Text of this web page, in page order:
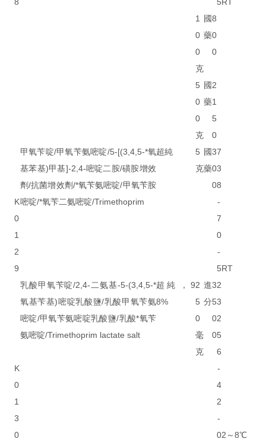
1
0
0
克
國
藥
8
0
0
5
0
0
克
國
藥
2
1
5
0
K
0
1
2
9
甲氧苄啶/甲氧苄氨嘧啶/5-[(3,4,5-*氧
基苯基)甲基]-2,4-嘧啶二胺/磺胺增效
劑/抗菌增效劑/*氧苄氨嘧啶/甲氧苄胺
嘧啶/*氧苄二氨嘧啶/Trimethoprim
超純
5
克
國
藥
3
0
0
7
3
8
-
7
0
-
5RT
K
0
1
3
0
乳酸甲氧苄啶/2,4-二氨基-5-(3,4,5-*
氧基苄基)嘧啶乳酸鹽/乳酸甲氧苄氨
嘧啶/甲氧苄氨嘧啶乳酸鹽/乳酸*氧苄
氨嘧啶/Trimethoprim lactate salt
超純，9
8%
2
5
0
毫
克
進
分
3
5
0
0
2
3
2
5
6
-
4
2
-
02～8℃